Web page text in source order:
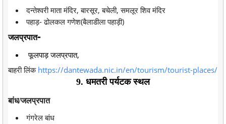
दन्तेश्वरी माता मंदिर, बारसूर, बचेली, समलूर शिव मंदिर
पहाड़- ढोलकल गणेश(बैलाडीला पहाड़ी)
जलप्रपात-
फूलपाड़ जलप्रपात,
बाहरी लिंक https://dantewada.nic.in/en/tourism/tourist-places/
9. धमतरी पर्यटक स्थल
बांध/जलप्रपात
गंगरेल बांध